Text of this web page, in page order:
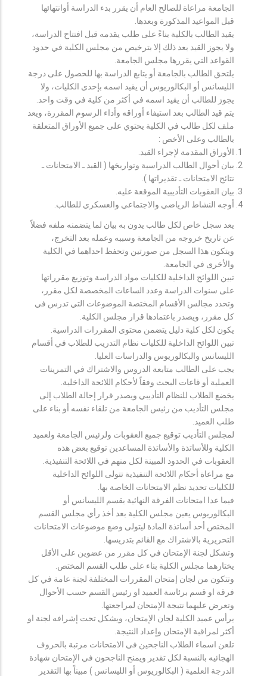
الجامعة مراعاة للصالح العام أن يقرر بدء الدراسة أوانتهائها
قبل المواعيد المذكورة وبعدها.
يقيد الطالب بالكلية بناءً على طلب يقدمه قبل افتتاح الدراسة،
ولا يجوز القيد بعد ذلك إلا بترخيص من مجلس الكلية في حدود
القواعد التي يقررها مجلس الجامعة.
يلتحق الطالب بالجامعة أو يتابع الدراسة بها للحصول على درجة
الليسانس أو البكالوريوس أن يقيد اسمه بإحدى الكليات، ولا
يجوز للطالب أن يقيد اسمه في أكثر من كلية في وقت واحد.
يتم قيد الطالب بعد استيفاء أوراقه وأداء الرسوم المقررة، ويعد
ملف لكل طالب في الكلية يحتوي على جميع الأوراق المتعلقة
بالطالب وعلى الأخص :
الأوراق المقدمة لإجراء القيد.
بيان أحوال الطالب الدراسية وتواريخها ( القيد ـ الامتحانات ـ
نتائح الامتحانات ـ تقديراتها ).
بيان العقوبات التأديبية الموقعة عليه.
أوجه النشاط الرياضي والاجتماعي والعسكري للطالب.
يعد سجل خاص لكل طالب يدون به بيان لما يتضمنه ملفه فضلاً
عن تاريخ خروجه من الجامعة وسببه وعمله بعد التخرج،
ويتكون هذا السجل من صورتين وتحفظ احداهما في الكلية
والأخرى في الجامعة.
تبين اللوائح الداخلية للكليات مواد الدراسة وتوزيع مقرراتها
على سنوات الدراسة وعدد الساعات المخصصة لكل مقرر،
وتحدد مجالس الأقسام المختصة الموضوعات التي تدرس في
كل مقرر، ويصدر باعتمادها قرار مجلس الكلية.
يكون لكل كلية دليل يتضمن محتوى المقررات الدراسية.
تبين اللوائح الداخلية للكليات نظام التدريب للطلاب في أقسام
الليسانس والبكالوريوس والدراسات العليا.
يجب على الطالب متابعة الدروس والاشتراك في التمرينات
العملية أو قاعات البحث وفقاً لأحكام اللائحة الداخلية.
يخضع الطلاب للنظام التأديبي ويصدر قرار إحالة الطلاب إلى
مجلس التأديب من رئيس الجامعة من تلقاء نفسه أو بناء على
طلب العميد.
لمجلس التأديب توقيع جميع العقوبات ولرئيس الجامعة ولعميد
الكلية وللأساتذة والأساتذة المساعدين توقيع بعض هذه
العقوبات في الحدود المبينة لكل منهم في اللائحة التنفيذية.
مع مراعاة أحكام اللائحة التنفيذية تتولى اللوائح الداخلية
للكليات تحديد نظم الامتحانات الخاصة بها.
فيما عدا امتحانات الفرقة النهائية بقسم الليسانس أو
البكالوريوس يعين مجلس الكلية بعد أخذ رأي مجلس القسم
المختص أحد أساتذة المادة ليتولى وضع موضوعات الامتحانات
التحريرية بالاشتراك مع القائم بتدريسها.
وتشكل لجنة الإمتحان في كل مقرر من عضوين على الأقل
يختارهما مجلس الكلية بناء على طلب القسم المختص.
وتتكون من لجان إمتحان المقررات المختلفة لجنة عامة في كل
فرقة او قسم برئاسة العميد او رئيس القسم حسب الأحوال
وتعرض عليهما نتيجة الإمتحان لمراجعتها.
يرأس عميد الكلية لجان الإمتحان، ويشكل تحت إشرافه لجنة او
أكثر لمراقبة الإمتحان وإعداد النتيجة.
تلعن اسماء الطلاب الناجحين فى الامتحانات مرتبة بالحروف
الهجائيه بالنسبة لكل تقدير ويمنح الناجحون في الإمتحان شهادة
الدرجة العلمية ( البكالوريوس أو الليسانس ) مبيناً بها التقدير